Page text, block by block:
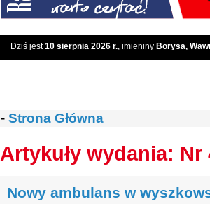
Dziś jest10 sierpnia 2026 r., imieniny Borysa,
- Strona Główna
Artykuły wydania: Nr
Nowy ambulans w